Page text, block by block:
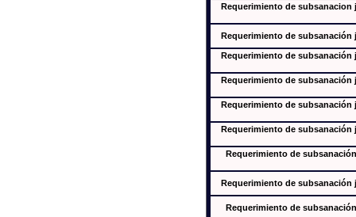
Requerimiento de
Requerimiento de subsanación
Requerimiento de
Requerimiento de
Requerimiento de
Requerimiento de
Requerimiento de
Requerimiento de subsanación
Requerimiento de